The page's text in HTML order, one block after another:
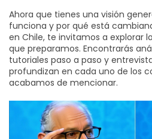
Ahora que tienes una visión
funciona y por qué está
en Chile, te invitamos a explorar
que preparamos. Encontrarás
tutoriales paso a paso y
profundizan en cada uno de los
acabamos de mencionar.